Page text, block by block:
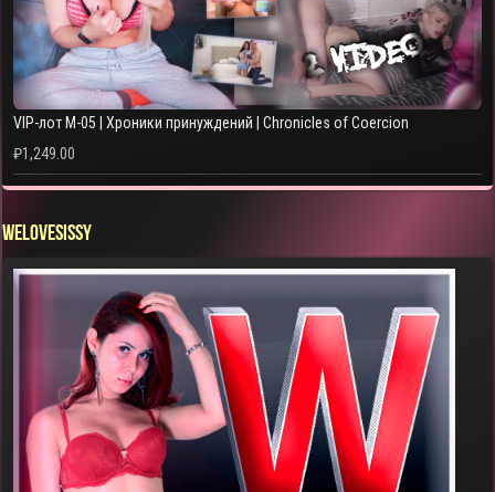
VIP-лот M-05 | Хроники принуждений | Chronicles of Coercion
₽1,249.00
WELOVESISSY